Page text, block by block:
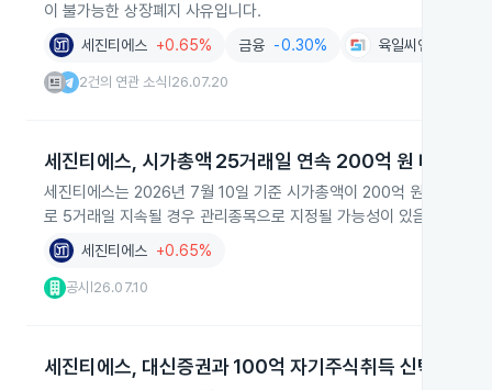
이 불가능한 상장폐지 사유입니다.
세진티에스 +0.65% 금융 -0.30% 육일씨엔에쓰
2건의 연관 소식 26.07.20
세진티에스, 시가총액 25거래일 연속 200억 원 미만
세진티에스는 2026년 7월 10일 기준 시가총액이 200억 원 미만인
로 5거래일 지속될 경우 관리종목으로 지정될 가능성이 있음을 안내
세진티에스 +0.65%
공시 26.07.10
세진티에스, 대신증권과 100억 자기주식취득 신탁 결정